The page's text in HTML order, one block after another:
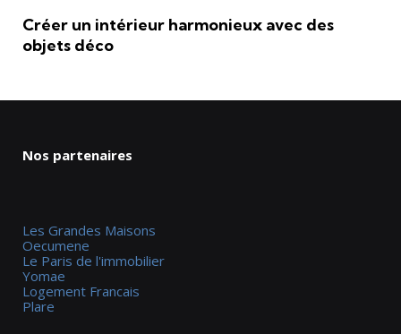
Créer un intérieur harmonieux avec des
objets déco
Nos partenaires
Les Grandes Maisons
Oecumene
Le Paris de l'immobilier
Yomae
Logement Francais
Plare